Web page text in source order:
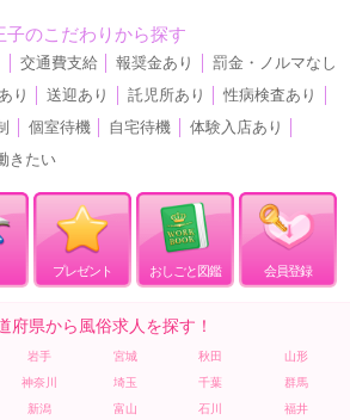
子のこだわりから探す
交通費支給 報奨金あり
罰金・ノルマなし
り 送迎あり 託児所あり 性病検査あり
個室待機 自宅待機 体験入店あり
きたい
プレゼント おしごと図鑑 会員登録
府県から風俗求人を探す！
岩手 宮城 秋田
山形
神奈川 埼玉 千葉
群馬
新潟 富山 石川
福井